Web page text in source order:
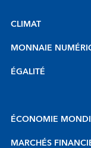
CLIMAT
MONNAIE
ÉGALITÉ
ÉCONOMIE
MARCHÉS